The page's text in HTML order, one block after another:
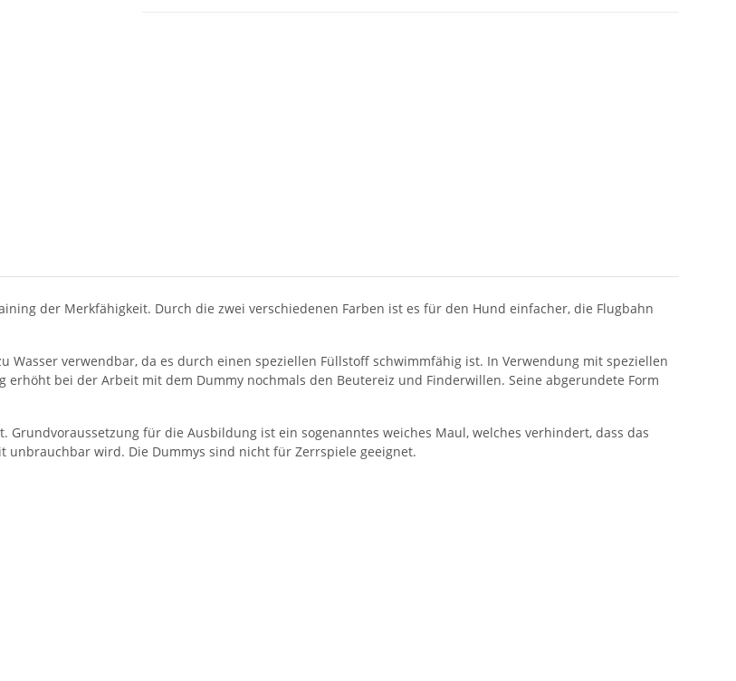
der Merkfähigkeit. Durch die zwei verschiedenen Farben ist es für den Hund einfacher, die Flugbahn
Wasser verwendbar, da es durch einen speziellen Füllstoff schwimmfähig ist. In Verwendung mit speziellen
bei der Arbeit mit dem Dummy nochmals den Beutereiz und Finderwillen. Seine abgerundete Form
für die Ausbildung ist ein sogenanntes weiches Maul, welches verhindert, dass das
wird. Die Dummys sind nicht für Zerrspiele geeignet.